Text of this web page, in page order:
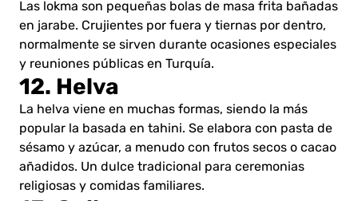
Las lokma son pequeñas bolas de masa frita bañadas
en jarabe. Crujientes por fuera y tiernas por dentro,
normalmente se sirven durante ocasiones especiales
y reuniones públicas en Turquía.
12. Helva
La helva viene en muchas formas, siendo la más
popular la basada en tahini. Se elabora con pasta de
sésamo y azúcar, a menudo con frutos secos o cacao
añadidos. Un dulce tradicional para ceremonias
religiosas y comidas familiares.